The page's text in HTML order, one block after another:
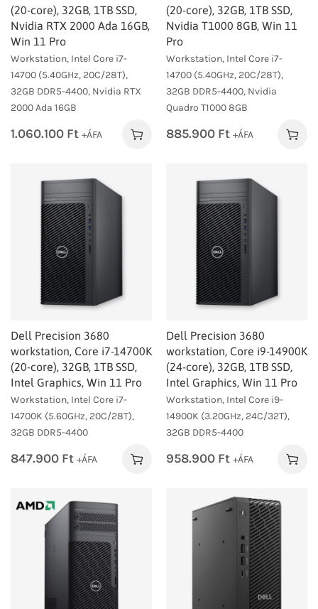
(20-core), 32GB, 1TB SSD,
Nvidia RTX 2000 Ada 16GB,
Win 11 Pro
Workstation, Intel Core i7-
14700 (5.40GHz, 20C/28T),
32GB DDR5-4400, Nvidia RTX
2000 Ada 16GB
1.060.100 Ft +ÁFA
(20-core), 32GB, 1TB SSD,
Nvidia T1000 8GB, Win 11
Pro
Workstation, Intel Core i7-
14700 (5.40GHz, 20C/28T),
32GB DDR5-4400, Nvidia
Quadro T1000 8GB
885.900 Ft +ÁFA
Dell Precision 3680
workstation, Core i7-14700K
(20-core), 32GB, 1TB SSD,
Intel Graphics, Win 11 Pro
Workstation, Intel Core i7-
14700K (5.60GHz, 20C/28T),
32GB DDR5-4400
847.900 Ft +ÁFA
Dell Precision 3680
workstation, Core i9-14900K
(24-core), 32GB, 1TB SSD,
Intel Graphics, Win 11 Pro
Workstation, Intel Core i9-
14900K (3.20GHz, 24C/32T),
32GB DDR5-4400
958.900 Ft +ÁFA